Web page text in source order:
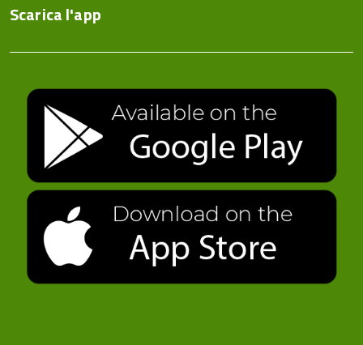
Scarica l'app